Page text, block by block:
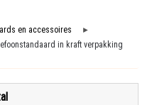
en accessoires ►
in kraft verpakking